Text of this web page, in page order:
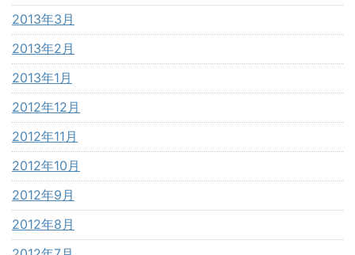
2013年3月
2013年2月
2013年1月
2012年12月
2012年11月
2012年10月
2012年9月
2012年8月